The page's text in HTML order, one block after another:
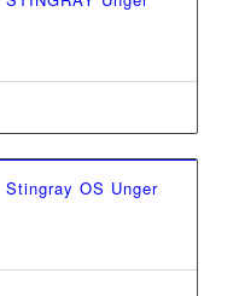
OS Unger